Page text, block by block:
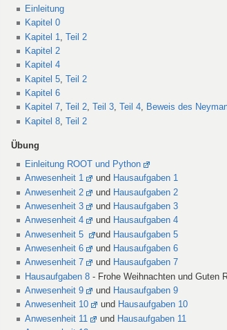
Einleitung
Kapitel 0
Kapitel 1
,Teil 2
Kapitel 2
Kapitel 4
Kapitel 5 ,Teil 2
Kapitel 6
Kapitel 7,Teil 2,Teil 3,Teil 4, Beweis des
Kapitel 8 ,Teil 2
Übung
Einleitung ROOT und Python
Anwesenheit 1
und Hausaufgaben 1
Anwesenheit 2
und Hausaufgaben 2
Anwesenheit 3
und Hausaufgaben 3
Anwesenheit 4
und Hausaufgaben 4
Anwesenheit 5
und Hausaufgaben 5
Anwesenheit 6
und Hausaufgaben 6
Anwesenheit 7
und Hausaufgaben 7
Hausaufgaben 8 - Frohe Weihnachten und Guten
Anwesenheit 9
und Hausaufgaben 9
Anwesenheit 10
und Hausaufgaben 10
Anwesenheit 11
und Hausaufgaben 11